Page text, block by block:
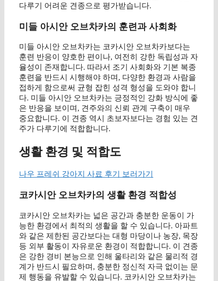
다루기 어려운 견종으로 평가받습니다.
미들 아시안 오브차카의 훈련과 사회화
미들 아시안 오브차카는 코카시안 오브차카보다는
훈련 반응이 양호한 편이나, 여전히 강한 독립성과 자
율성이 존재합니다. 따라서 조기 사회화와 기본 복종
훈련을 반드시 시행해야 하며, 다양한 환경과 사람을
접하게 함으로써 균형 잡힌 성격 형성을 도와야 합니
다. 미들 아시안 오브차카는 긍정적인 강화 방식에 좋
은 반응을 보이며, 견주와의 신뢰 관계 구축이 매우
중요합니다. 이 견종 역시 초보자보다는 경험 있는 견
주가 다루기에 적합합니다.
생활 환경 및 적합도
나우 프레쉬 강아지 사료 후기 보러가기
코카시안 오브차카의 생활 환경 적합성
코카시안 오브차카는 넓은 공간과 충분한 운동이 가
능한 환경에서 최적의 생활을 할 수 있습니다. 아파트
와 같은 제한된 공간보다는 대형 마당이나 농장, 목장
등 외부 활동이 자유로운 환경이 적합합니다. 이 견종
은 강한 경비 본능으로 인해 울타리와 같은 물리적 경
계가 반드시 필요하며, 충분한 정신적 자극 없이는 문
제 행동을 유발할 수 있습니다. 코카시안 오브차카는